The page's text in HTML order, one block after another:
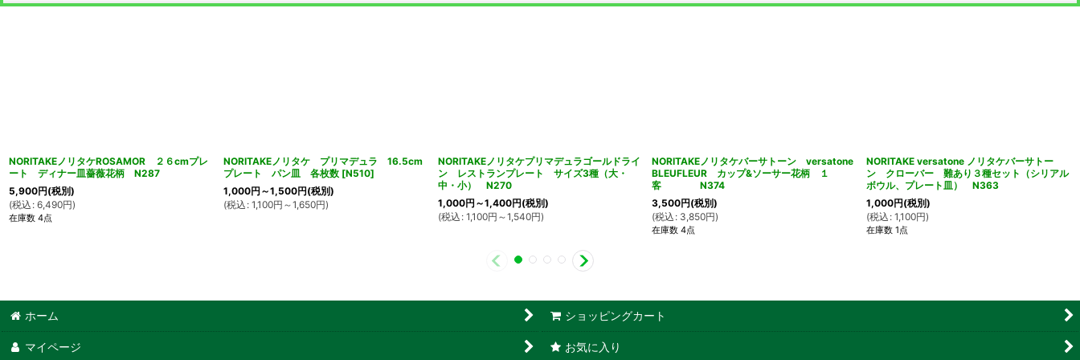
NORITAKEノリタケROSAMOR ２６cmプレ
ート ディナー皿薔薇花柄 N287
5,900円(税別)
(税込 : 6,490円)
在庫数 4点
NORITAKEノリタケ プリマデュラ 16.5cm
プレート パン皿 各枚数 [N510]
1,000円 ～1,500円(税別)
(税込 : 1,100円 ～1,650円)
NORITAKEノリタケプリマデュラゴールドライ
ン レストランプレート サイズ3種（大・
中・小） N270
1,000円 ～1,400円(税別)
(税込 : 1,100円 ～1,540円)
NORITAKEノリタケバーサトーン versatone
BLEUFLEUR カップ&ソーサー花柄 １
客 N374
3,500円(税別)
(税込 : 3,850円)
在庫数 4点
NORITAKE versatone ノリタケバーサトー
ン クローバー 難あり３種セット（シリアル
ボウル、プレート皿） N363
1,000円(税別)
(税込 : 1,100円)
在庫数 1点
ホーム ショッピングカート
マイページ お気に入り